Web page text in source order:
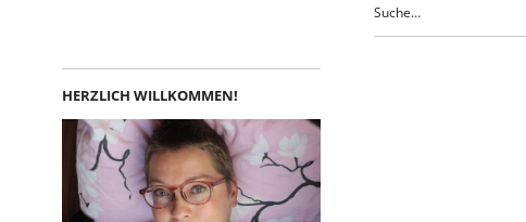
HERZLICH WILLKOMMEN!